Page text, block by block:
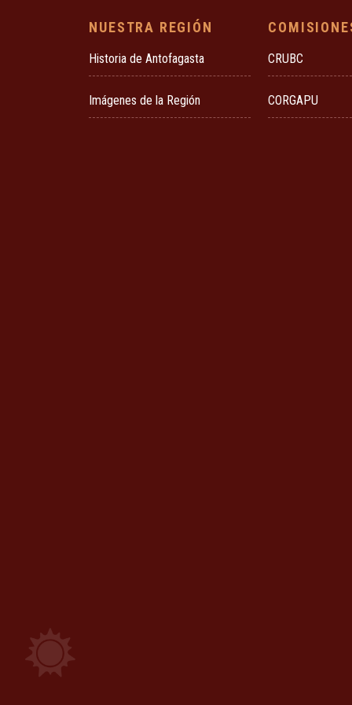
NUESTRA REGIÓN
Historia de Antofagasta
Imágenes de la Región
CRUBC
CORGAPU